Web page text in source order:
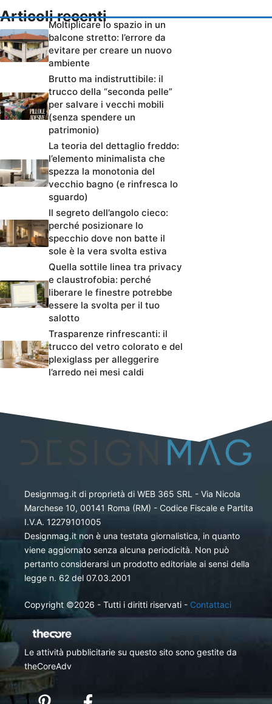
Articoli recenti
Moltiplicare lo spazio in un
balcone stretto: l’errore da
evitare per creare un nuovo
ambiente
Brutto ma indistruttibile: il
trucco della “seconda pelle”
per salvare i vecchi mobili
(senza spendere un
patrimonio)
La teoria del dettaglio freddo:
l’elemento minimalista che
spezza la monotonia del
vecchio bagno (e rinfresca lo
sguardo)
Il segreto dell’angolo cieco:
perché posizionare lo
specchio dove non batte il
sole è la vera svolta estiva
Quella sottile linea tra privacy
e claustrofobia: perché
liberare le finestre potrebbe
essere la svolta per il tuo
salotto
Trasparenze rinfrescanti: il
trucco del vetro colorato e del
plexiglass per alleggerire
l’arredo nei mesi caldi
Designmag.it di proprietà di WEB 365 SRL - Via Nicola
Marchese 10, 00141 Roma (RM) - Codice Fiscale e Partita
I.V.A. 12279101005
Designmag.it non è una testata giornalistica, in quanto
viene aggiornato senza alcuna periodicità. Non può
pertanto considerarsi un prodotto editoriale ai sensi della
legge n. 62 del 07.03.2001
Copyright ©2026 - Tutti i diritti riservati - Contattaci
Le attività pubblicitarie su questo sito sono gestite da
theCoreAdv